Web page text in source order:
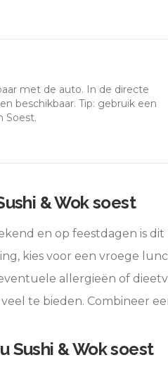
met de auto. In de directe
beschikbaar. Tip: gebruik een
Soest.
& Wok soest
en op feestdagen is
kies voor een vroege
allergieën of
te bieden. Combineer
Sushi & Wok soest